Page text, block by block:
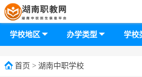
首页 > 湖南中职学校
学校地区 办学类型 学校